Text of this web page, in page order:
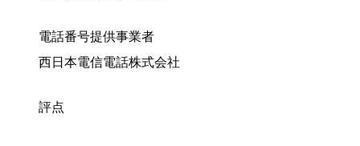
電話番号提供事業者
西日本電信電話株式会社
評点